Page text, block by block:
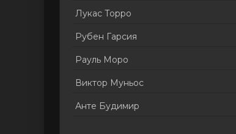
Лукас Торро
Рубен Гарсия
Рауль Моро
Виктор Муньос
Анте Будимир